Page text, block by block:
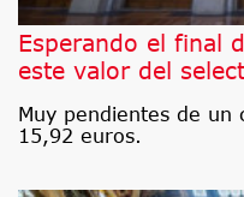
Esperando el final
este valor del
Muy pendientes de un
15,92 euros.